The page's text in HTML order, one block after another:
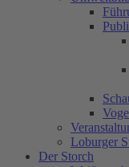
Loburger
Der Storch